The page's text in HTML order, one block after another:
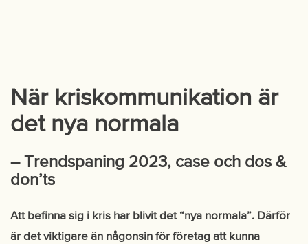
När kriskommunikation är
det nya normala
– Trendspaning 2023, case och dos &
don’ts
Att befinna sig i kris har blivit det “nya normala”. Därför
är det viktigare än någonsin för företag att kunna